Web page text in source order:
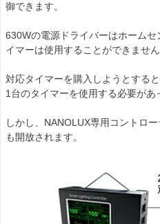
御できます。
630Wの電源ドライバーはホーム
イマーは使用することができません
対応タイマーを購入しようとする
1台のタイマーを使用する必要があ
しかし、NANOLUX専用コントロ
も開放されます。